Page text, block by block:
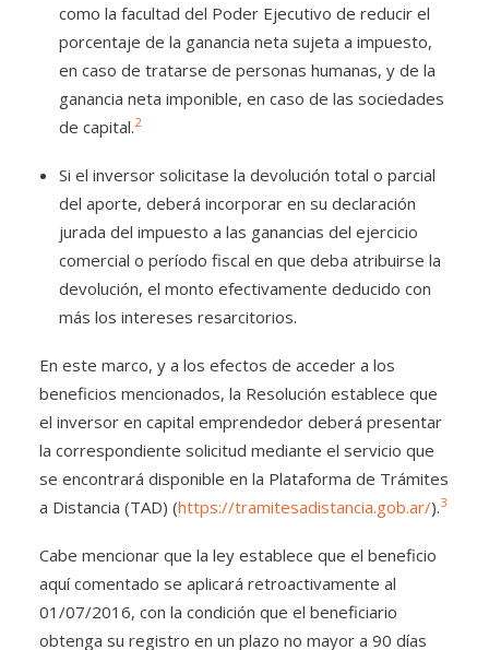
como la facultad del Poder Ejecutivo de reducir el
porcentaje de la ganancia neta sujeta a impuesto,
en caso de tratarse de personas humanas, y de la
ganancia neta imponible, en caso de las sociedades
de capital.2
Si el inversor solicitase la devolución total o parcial
del aporte, deberá incorporar en su declaración
jurada del impuesto a las ganancias del ejercicio
comercial o período fiscal en que deba atribuirse la
devolución, el monto efectivamente deducido con
más los intereses resarcitorios.
En este marco, y a los efectos de acceder a los
beneficios mencionados, la Resolución establece que
el inversor en capital emprendedor deberá presentar
la correspondiente solicitud mediante el servicio que
se encontrará disponible en la Plataforma de Trámites
a Distancia (TAD) (https://tramitesadistancia.gob.ar/).3
Cabe mencionar que la ley establece que el beneficio
aquí comentado se aplicará retroactivamente al
01/07/2016, con la condición que el beneficiario
obtenga su registro en un plazo no mayor a 90 días